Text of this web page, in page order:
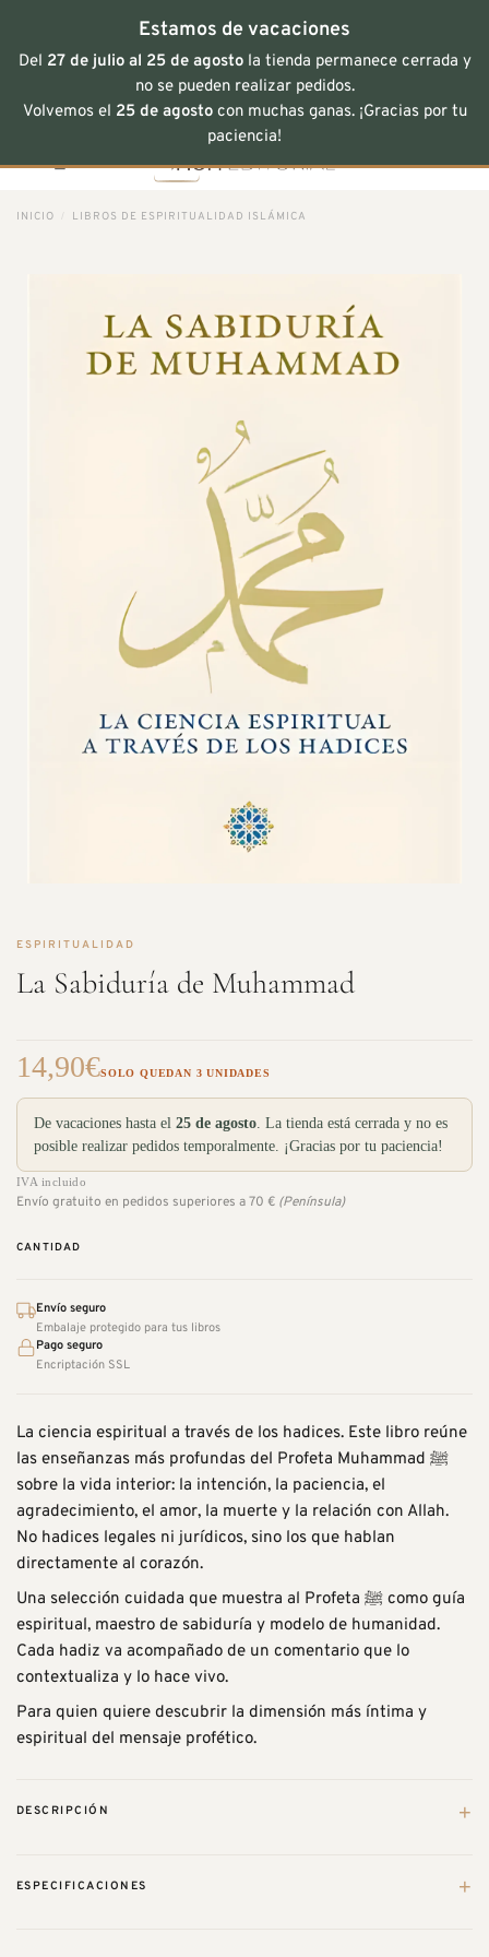
Estamos de vacaciones
Del 27 de julio al 25 de agostola tienda permanece cerrada y
no se pueden realizar pedidos.
Volvemos el 25 de agostocon muchas ganas. ¡Gracias por tu
paciencia!
INICIO LIBROS DE ESPIRITUALIDAD ISLÁMICA
ESPIRITUALIDAD
La Sabiduría de Muhammad
14,90€SOLO QUEDAN 3 UNIDADES
De vacaciones hasta el 25 de agosto. La tienda está cerrada y no es
posible realizar pedidos temporalmente. ¡Gracias por tu paciencia!
IVA incluido
Envío gratuito en pedidos superiores a 70 € (Península)
CANTIDAD
Envío seguro
Embalaje protegido para tus libros
Pago seguro
Encriptación SSL
La ciencia espiritual a través de los hadices. Este libro reúne
las enseñanzas más profundas del Profeta Muhammad ﷺ
sobre la vida interior: la intención, la paciencia, el
agradecimiento, el amor, la muerte y la relación con Allah.
No hadices legales ni jurídicos, sino los que hablan
directamente al corazón.
Una selección cuidada que muestra al Profeta ﷺ como guía
espiritual, maestro de sabiduría y modelo de humanidad.
Cada hadiz va acompañado de un comentario que lo
contextualiza y lo hace vivo.
Para quien quiere descubrir la dimensión más íntima y
espiritual del mensaje profético.
DESCRIPCIÓN +
comentados desde la perspectiva de la ciencia espiritual del
ESPECIFICACIONES +